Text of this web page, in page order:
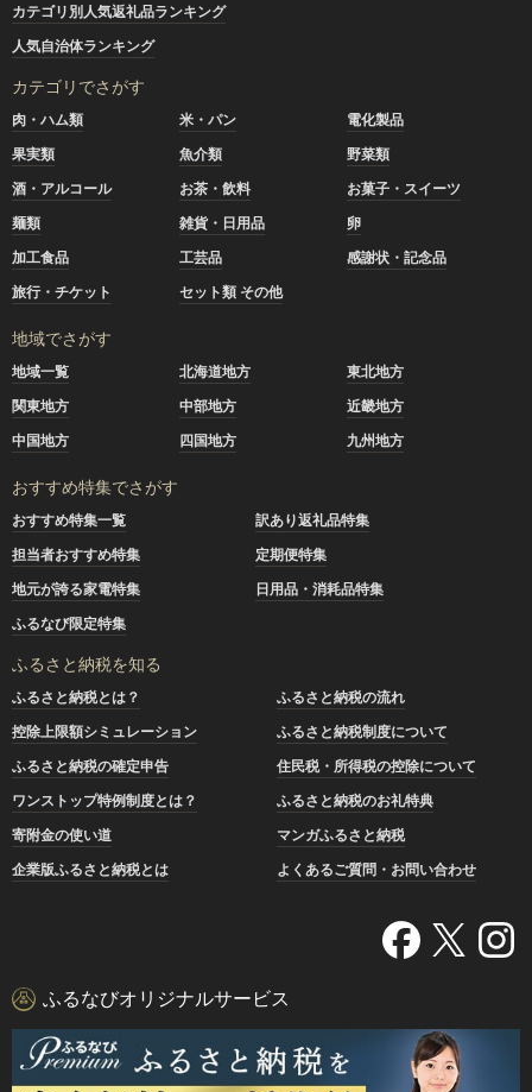
カテゴリ別人気返礼品ランキング
人気自治体ランキング
カテゴリでさがす
肉・ハム類 米・パン
電化製品
果実類
魚介類
野菜類
酒・アルコール
お茶・飲料
お菓子・スイーツ
麺類
雑貨・日用品
卵
加工食品
工芸品
感謝状・記念品
旅行・チケット
セット類 その他
地域でさがす
地域一覧 北海道地方
東北地方
関東地方
中部地方
近畿地方
中国地方
四国地方 九州地方
おすすめ特集でさがす
おすすめ特集一覧
訳あり返礼品特集
担当者おすすめ特集
定期便特集
地元が誇る家電特集
日用品・消耗品特集
ふるなび限定特集
ふるさと納税を知る
ふるさと納税とは？
ふるさと納税の流れ
控除上限額シミュレーション
ふるさと納税制度について
ふるさと納税の確定申告
住民税・所得税の控除について
ワンストップ特例制度とは？
ふるさと納税のお礼特典
寄附金の使い道
マンガふるさと納税
企業版ふるさと納税とは
よくあるご質問・お問い合わせ
ふるなびオリジナルサービス